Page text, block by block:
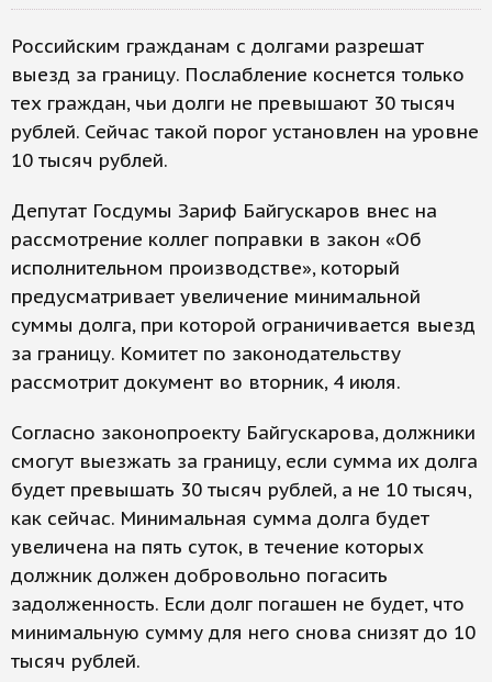
Российским гражданам с долгами разрешат
выезд за границу. Послабление коснется только
тех граждан, чьи долги не превышают 30 тысяч
рублей. Сейчас такой порог установлен на уровне
10 тысяч рублей.
Депутат Госдумы Зариф Байгускаров внес на
рассмотрение коллег поправки в закон «Об
исполнительном производстве», который
предусматривает увеличение минимальной
суммы долга, при которой ограничивается выезд
за границу. Комитет по законодательству
рассмотрит документ во вторник, 4 июля.
Согласно законопроекту Байгускарова, должники
смогут выезжать за границу, если сумма их долга
будет превышать 30 тысяч рублей, а не 10 тысяч,
как сейчас. Минимальная сумма долга будет
увеличена на пять суток, в течение которых
должник должен добровольно погасить
задолженность. Если долг погашен не будет, что
минимальную сумму для него снова снизят до 10
тысяч рублей.